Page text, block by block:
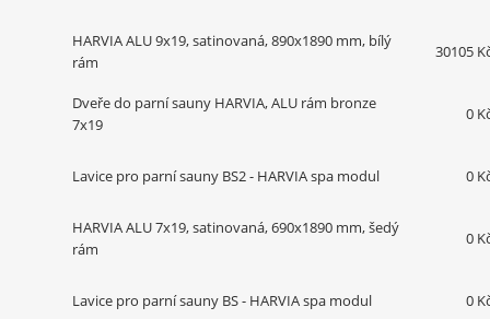
HARVIA ALU 9x19, satinovaná, 890x1890 mm, bílý
rám
30105
Dveře do parní sauny HARVIA, ALU rám bronze
7x19
0
Lavice pro parní sauny BS2 - HARVIA spa modul 0
HARVIA ALU 7x19, satinovaná, 690x1890 mm, šedý
rám
0
Lavice pro parní sauny BS - HARVIA spa modul 0